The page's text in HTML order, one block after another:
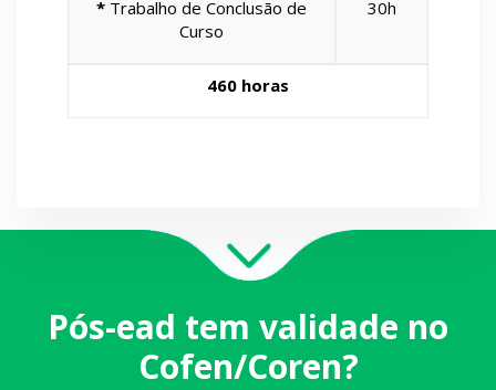
* Trabalho de Conclusão de
Curso
30h
460 horas
Pós-ead tem validade no
Cofen/Coren?